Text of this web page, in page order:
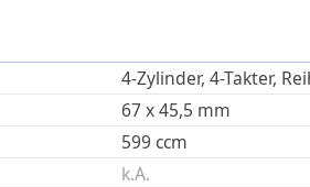
4-Zylinder, 4-Takter,
67x45,5 mm
599 ccm
k.A.